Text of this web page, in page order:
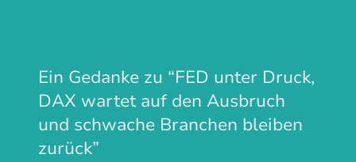
Ein Gedanke zu “FED unter Druck,
DAX wartet auf den Ausbruch
und schwache Branchen bleiben
zurück”